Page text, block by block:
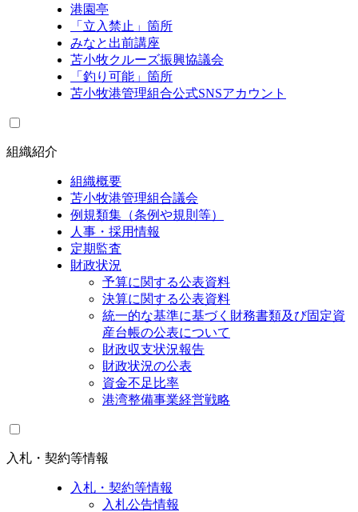
港園亭
「立入禁止」箇所
みなと出前講座
苫小牧クルーズ振興協議会
「釣り可能」箇所
苫小牧港管理組合公式SNSアカウント
組織紹介
組織概要
苫小牧港管理組合議会
例規類集（条例や規則等）
人事・採用情報
定期監査
財政状況
予算に関する公表資料
決算に関する公表資料
統一的な基準に基づく財務書類及び固定資
産台帳の公表について
財政収支状況報告
財政状況の公表
資金不足比率
港湾整備事業経営戦略
入札・契約等情報
入札・契約等情報
入札公告情報